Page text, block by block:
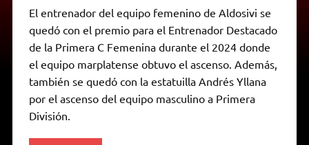
t
s
A
p
p
e
g
r
a
m
t
t
r
e
b
o
o
k
s
s
e
n
g
e
y
L
n
k
i
l
n
t
F
r
i
n
d
l
El entrenador del equipo femenino de Aldosivi se
quedó con el premio para el Entrenador Destacado
de la Primera C Femenina durante el 2024 donde
el equipo marplatense obtuvo el ascenso. Además,
también se quedó con la estatuilla Andrés Yllana
por el ascenso del equipo masculino a Primera
División.